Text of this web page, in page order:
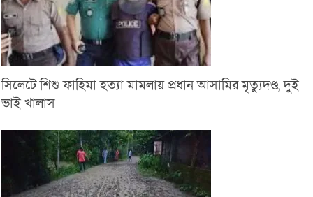
সিলেটে শিশু ফাহিমা হত্যা মামলায় প্রধান আসামির মৃত্যুদণ্ড, দুই
ভাই খালাস